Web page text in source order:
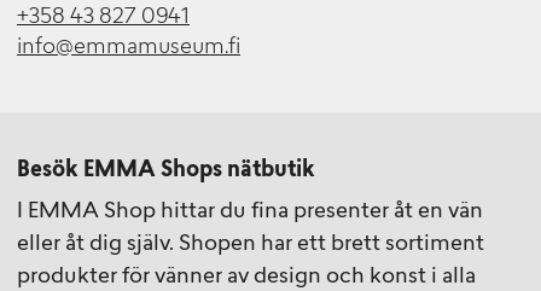
+358 43 827 0941
info@emmamuseum.fi
Besök EMMA Shops nätbutik
I EMMA Shop hittar du fina presenter åt en vän
eller åt dig själv. Shopen har ett brett sortiment
produkter för vänner av design och konst i alla